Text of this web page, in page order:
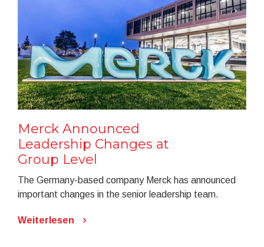
Merck Announced
Leadership Changes at
Group Level
The Germany-based company Merck has announced
important changes in the senior leadership team.
Weiterlesen